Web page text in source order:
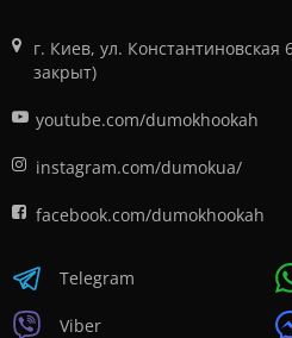
г. Киев, ул.
закрыт)
youtube.com/dumokhookah
instagram.com/dumokua/
facebook.com/dumokhookah
Telegram
Viber